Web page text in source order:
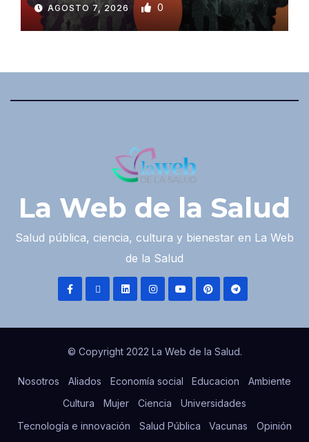
AGOSTO 7, 2026 0
La Web de la Salud
Salud pública, ciencia, cultura y bienestar en La Web
de la Salud
© Copyright 2022 La Web de la Salud.
Nosotros Aliados Economía social Educacion
Ambiente
Cultura
Mujer Ciencia
Universidades
Tecnología e innovación
Salud Pública Vacunas Opinión